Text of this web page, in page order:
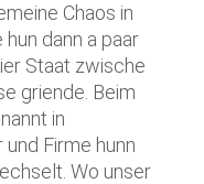
Chaos in
dann a paar
Staat zwische
griende. Beim
in
und Firme hunn
Wo unser